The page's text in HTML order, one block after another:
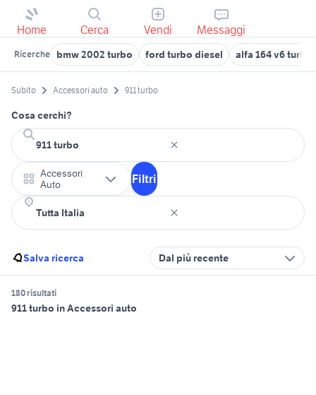
Home Cerca Vendi Messaggi
Ricerche bmw 2002 turbo ford turbo diesel alfa 164 v6 turbo
Subito Accessori auto 911 turbo
Cosa cerchi?
Accessori
Auto
Filtri
Salva ricerca Dal più recente
180 risultati
911 turbo in Accessori auto